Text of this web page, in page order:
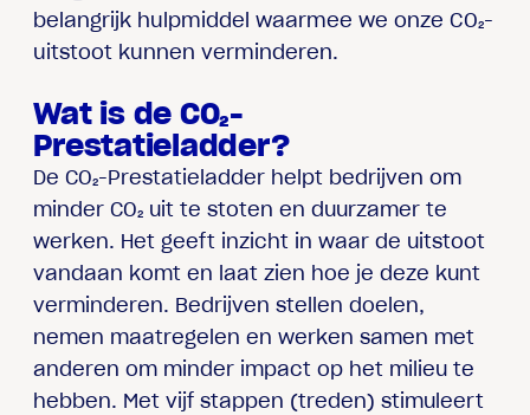
belangrijk hulpmiddel waarmee we onze CO₂-
uitstoot kunnen verminderen.
Wat is de CO₂-
Prestatieladder?
De CO₂-Prestatieladder helpt bedrijven om
minder CO₂ uit te stoten en duurzamer te
werken. Het geeft inzicht in waar de uitstoot
vandaan komt en laat zien hoe je deze kunt
verminderen. Bedrijven stellen doelen,
nemen maatregelen en werken samen met
anderen om minder impact op het milieu te
hebben. Met vijf stappen (treden) stimuleert